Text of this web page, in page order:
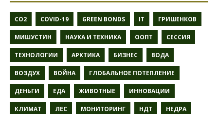
CO2 COVID-19 GREEN BONDS IT ГРИШЕНКОВ
МИШУСТИН НАУКА И ТЕХНИКА ООПТ СЕССИЯ
ТЕХНОЛОГИИ АРКТИКА БИЗНЕС ВОДА
ВОЗДУХ ВОЙНА ГЛОБАЛЬНОЕ ПОТЕПЛЕНИЕ
ДЕНЬГИ ЕДА ЖИВОТНЫЕ ИННОВАЦИИ
КЛИМАТ ЛЕС МОНИТОРИНГ НДТ НЕДРА